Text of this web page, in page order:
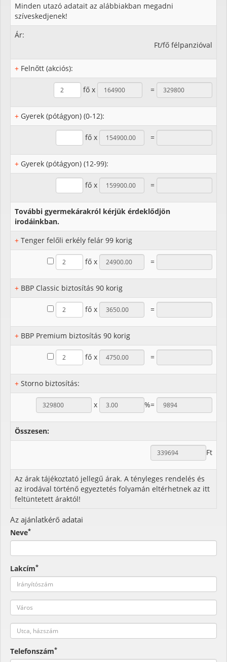
Minden utazó adatait az alábbiakban megadni
szíveskedjenek!
Ár:
Ft/fő félpanzióval
+ Felnőtt (akciós):
fő x =
+ Gyerek (pótágyon) (0-12):
fő x =
+ Gyerek (pótágyon) (12-99):
fő x =
További gyermekárakról kérjük érdeklődjön
irodáinkban.
+
Tenger felőli erkély felár 99 korig
fő x =
+ BBP Classic biztosítás 90 korig
fő x =
+ BBP Premium biztosítás 90 korig
fő x =
+ Storno biztosítás:
x %=
Összesen:
Ft
Az árak tájékoztató jellegű árak. A tényleges rendelés és
az irodával történő egyeztetés folyamán eltérhetnek az itt
feltüntetett áraktól!
Az ajánlatkérő adatai
Neve*
Lakcím*
Telefonszám*